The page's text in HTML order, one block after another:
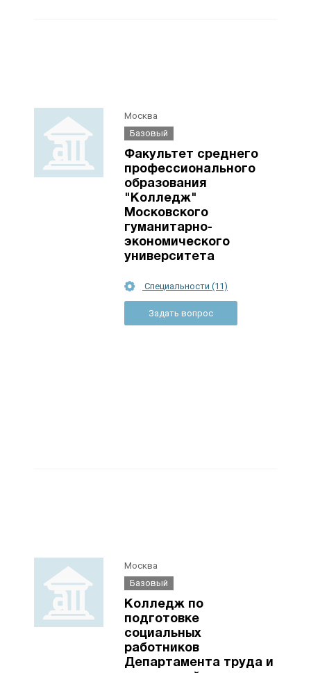
Москва
Базовый
Факультет среднего
профессионального
образования
"Колледж"
Московского
гуманитарно-
экономического
университета
Специальности (11)
Задать вопрос
Москва
Базовый
Колледж по
подготовке
социальных
работников
Департамента труда и